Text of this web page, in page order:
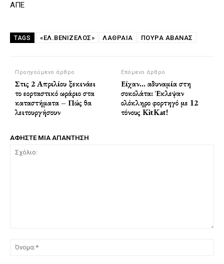
ΑΠΕ
TAGS «ΕΛ.ΒΕΝΙΖΈΛΟΣ» ΛΑΘΡΑΙΑ ΠΟΥΡΑ ΑΒΑΝΑΣ
Προηγούμενο άρθρο
Στις 2 Απριλίου ξεκινάει
το εορταστικό ωράριο στα
καταστήματα – Πώς θα
λειτουργήσουν
Επόμενο άρθρο
Είχαν… αδυναμία στη
σοκολάτα: Έκλεψαν
ολόκληρο φορτηγό με 12
τόνους KitKat!
ΑΦΗΣΤΕ ΜΙΑ ΑΠΑΝΤΗΣΗ